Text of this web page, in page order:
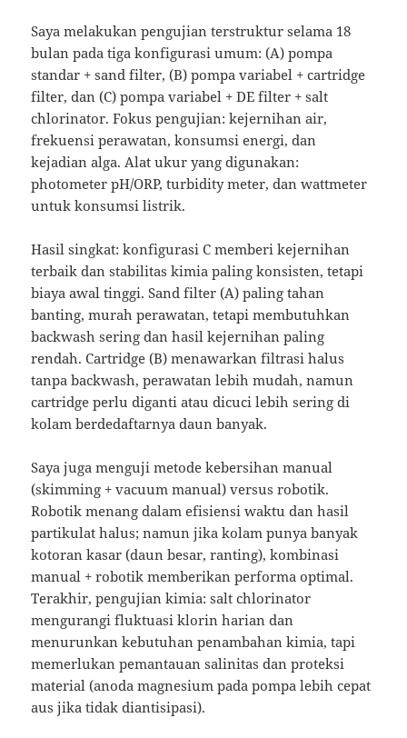
Saya melakukan pengujian terstruktur selama 18
bulan pada tiga konfigurasi umum: (A) pompa
standar + sand filter, (B) pompa variabel + cartridge
filter, dan (C) pompa variabel + DE filter + salt
chlorinator. Fokus pengujian: kejernihan air,
frekuensi perawatan, konsumsi energi, dan
kejadian alga. Alat ukur yang digunakan:
photometer pH/ORP, turbidity meter, dan wattmeter
untuk konsumsi listrik.
Hasil singkat: konfigurasi C memberi kejernihan
terbaik dan stabilitas kimia paling konsisten, tetapi
biaya awal tinggi. Sand filter (A) paling tahan
banting, murah perawatan, tetapi membutuhkan
backwash sering dan hasil kejernihan paling
rendah. Cartridge (B) menawarkan filtrasi halus
tanpa backwash, perawatan lebih mudah, namun
cartridge perlu diganti atau dicuci lebih sering di
kolam berdedaftarnya daun banyak.
Saya juga menguji metode kebersihan manual
(skimming + vacuum manual) versus robotik.
Robotik menang dalam efisiensi waktu dan hasil
partikulat halus; namun jika kolam punya banyak
kotoran kasar (daun besar, ranting), kombinasi
manual + robotik memberikan performa optimal.
Terakhir, pengujian kimia: salt chlorinator
mengurangi fluktuasi klorin harian dan
menurunkan kebutuhan penambahan kimia, tapi
memerlukan pemantauan salinitas dan proteksi
material (anoda magnesium pada pompa lebih cepat
aus jika tidak diantisipasi).